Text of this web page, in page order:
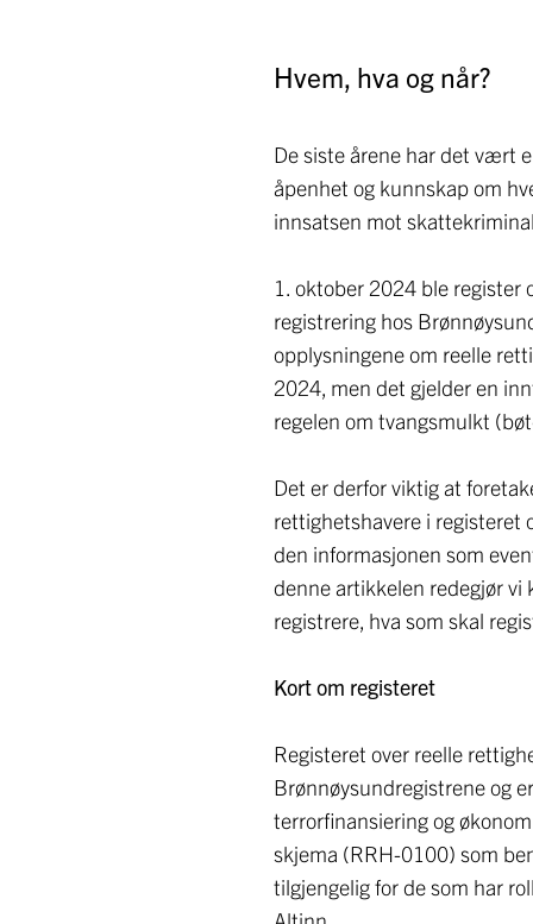
Hvem, hva og når?
De siste årene har det vært
åpenhet og kunnskap om
innsatsen mot
1. oktober 2024 ble register
registrering hos
opplysningene om reelle
2024, men det gjelder en
regelen om tvangsmulkt
Det er derfor viktig at
rettighetshavere i registeret
den informasjonen som
denne artikkelen redegjør vi
registrere, hva som skal
Kort om registeret
Registeret over reelle
Brønnøysundregistrene og
terrorfinansiering og
skjema (RRH-0100) som
tilgjengelig for de som har